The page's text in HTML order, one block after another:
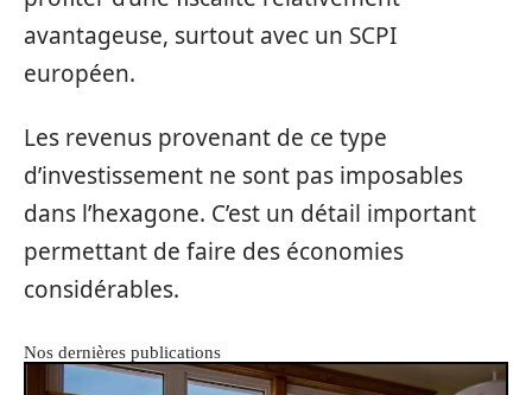
avantageuse, surtout avec un SCPI
européen.
Les revenus provenant de ce type
d’investissement ne sont pas imposables
dans l’hexagone. C’est un détail important
permettant de faire des économies
considérables.
Nos dernières publications